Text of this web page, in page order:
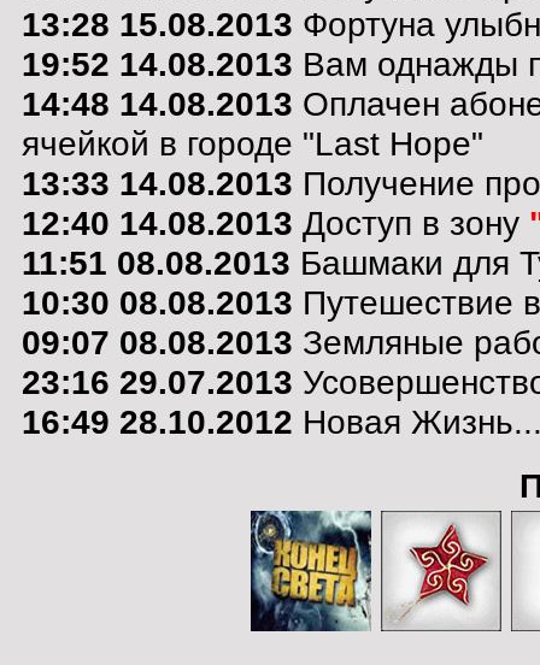
13:28 15.08.2013 Фортуна
19:52 14.08.2013 Вам однажды
14:48 14.08.2013 Оплачен
ячейкой в городе "Last Hope"
13:33 14.08.2013 Получение
12:40 14.08.2013 Доступ в зону
11:51 08.08.2013 Башмаки для
10:30 08.08.2013 Путешествие
09:07 08.08.2013 Земляные
23:16 29.07.2013
16:49 28.10.2012 Новая